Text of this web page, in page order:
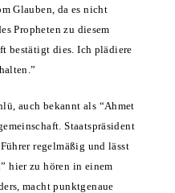
Glauben, da es nicht
Propheten zu diesem
bestätigt dies. Ich plädiere
auch bekannt als “Ahmet
Staatspräsident
regelmäßig und lässt
hier zu hören in einem
macht punktgenaue